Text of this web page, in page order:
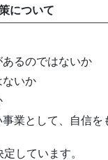
について
るのではないか
ないか
業として、自信を
しています。